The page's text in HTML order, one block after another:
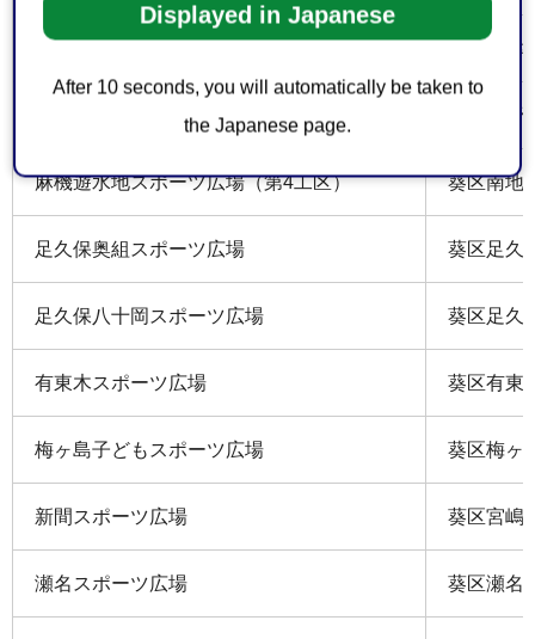
Displayed in Japanese
After 10 seconds, you will automatically be taken to
the Japanese page.
葵区吉
相淵スポーツ広場 葵区蕨野
麻機遊水地スポーツ広場（第4工区） 葵区南地
足久保奥組スポーツ広場 葵区足久
足久保八十岡スポーツ広場 葵区足久
有東木スポーツ広場 葵区有東
梅ヶ島子どもスポーツ広場 葵区梅ヶ
新間スポーツ広場 葵区宮嶋
瀬名スポーツ広場 葵区瀬名